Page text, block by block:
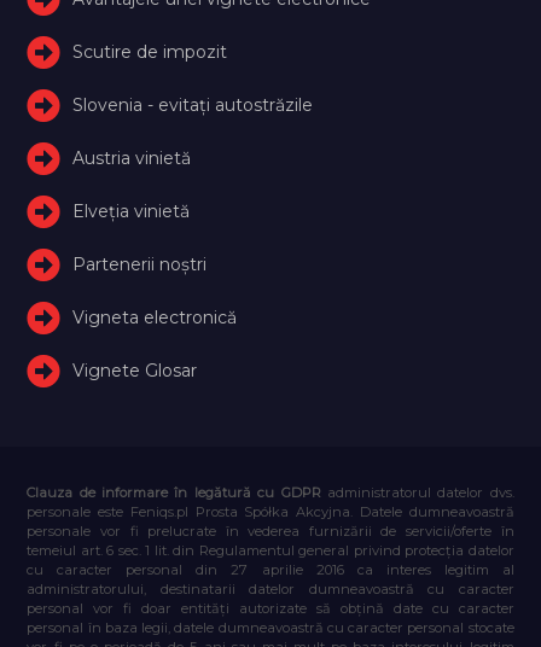
Scutire de impozit
Slovenia - evitați autostrăzile
Austria vinietă
Elveţia vinietă
Partenerii noștri
Vigneta electronică
Vignete Glosar
Clauza de informare în legătură cu GDPR administratorul datelor dvs.
personale este Feniqs.pl Prosta Spółka Akcyjna. Datele dumneavoastră
personale vor fi prelucrate în vederea furnizării de servicii/oferte în
temeiul art. 6 sec. 1 lit. din Regulamentul general privind protecția datelor
cu caracter personal din 27 aprilie 2016 ca interes legitim al
administratorului, destinatarii datelor dumneavoastră cu caracter
personal vor fi doar entități autorizate să obțină date cu caracter
personal în baza legii, datele dumneavoastră cu caracter personal stocate